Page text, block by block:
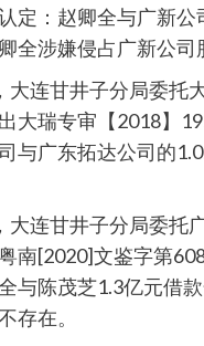
定：赵卿全与广新公
全涉嫌侵占广新公司
连甘井子分局委托
大瑞专审【2018】
与广东拓达公司的
连甘井子分局委托
南[2020]文鉴字第
与陈茂芝1.3亿元借款
存在。